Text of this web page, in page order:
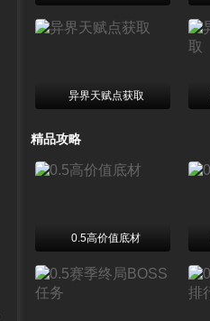
异界天赋点获取
精品攻略
0.5高价值底材